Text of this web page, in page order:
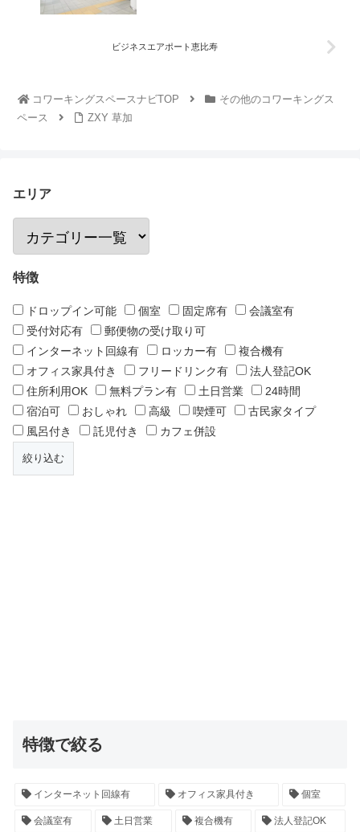
ビジネスエアポート恵比寿
コワーキングスペースナビTOP
その他のコワーキングス
ペース
ZXY 草加
エリア
特徴
ドロップイン可能 個室 固定席有
会議室有
受付対応有
郵便物の受け取り可
インターネット回線有
ロッカー有
複合機有
オフィス家具付き
フリードリンク有
法人登記OK
住所利用OK
無料プラン有 土日営業
24時間
宿泊可
おしゃれ 高級 喫煙可
古民家タイプ
風呂付き
託児付き カフェ併設
特徴で絞る
インターネット回線有 オフィス家具付き 個室
会議室有 土日営業 複合機有 法人登記OK